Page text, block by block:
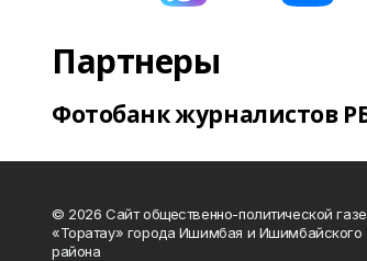
Партнеры
Фотобанк журналистов
© 2026 Сайт общественно-политической
«Торатау» города Ишимбая и Ишимбайского
района